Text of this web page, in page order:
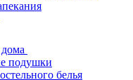
подушки
белья